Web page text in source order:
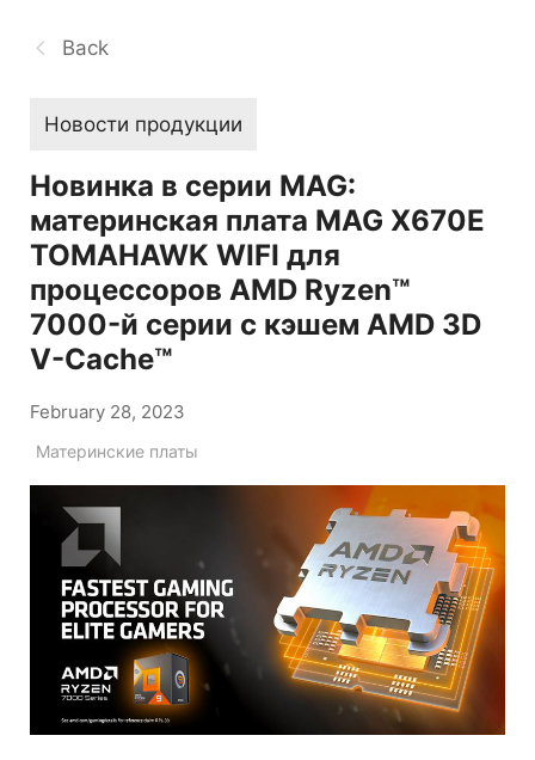
Back
Новости продукции
Новинка в серии MAG:
материнская плата MAG X670E
TOMAHAWK WIFI для
процессоров AMD Ryzen™
7000-й серии с кэшем AMD 3D
V-Cache™
February 28, 2023
Материнские платы